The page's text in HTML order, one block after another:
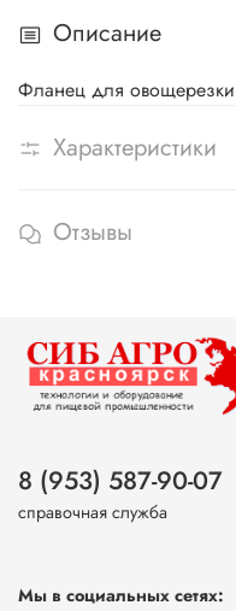
Описание
Фланец для овощерезки
Характеристики
Отзывы
8 (953) 587-90-07
справочная служба
Мы в социальных сетях: